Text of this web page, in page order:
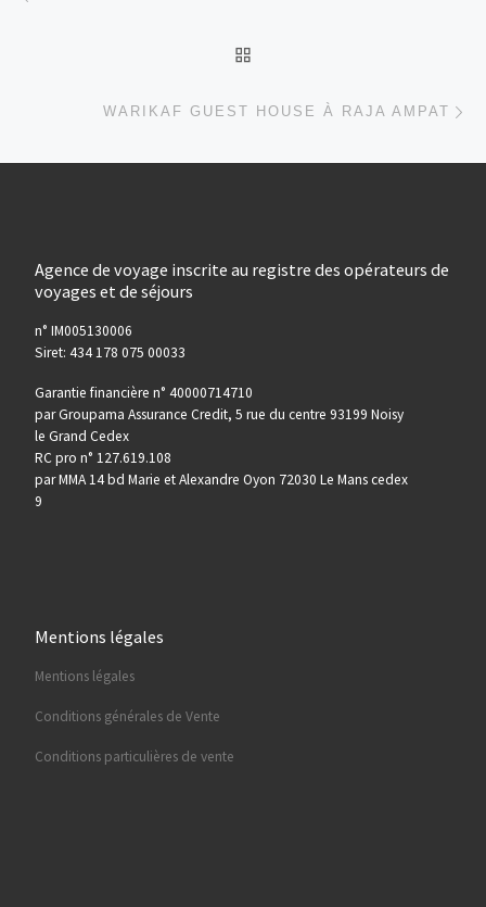
WARIKAF GUEST HOUSE À RAJA AMPAT
Agence de voyage inscrite au registre des opérateurs de
voyages et de séjours
n° IM005130006
Siret: 434 178 075 00033
Garantie financière n° 40000714710
par Groupama Assurance Credit, 5 rue du centre 93199 Noisy
le Grand Cedex
RC pro n° 127.619.108
par MMA 14 bd Marie et Alexandre Oyon 72030 Le Mans cedex
9
Mentions légales
Mentions légales
Conditions générales de Vente
Conditions particulières de vente